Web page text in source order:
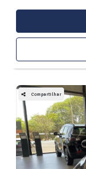
Compartilhar